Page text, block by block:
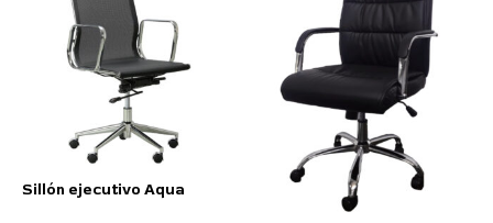
Sillón ejecutivo Aqua